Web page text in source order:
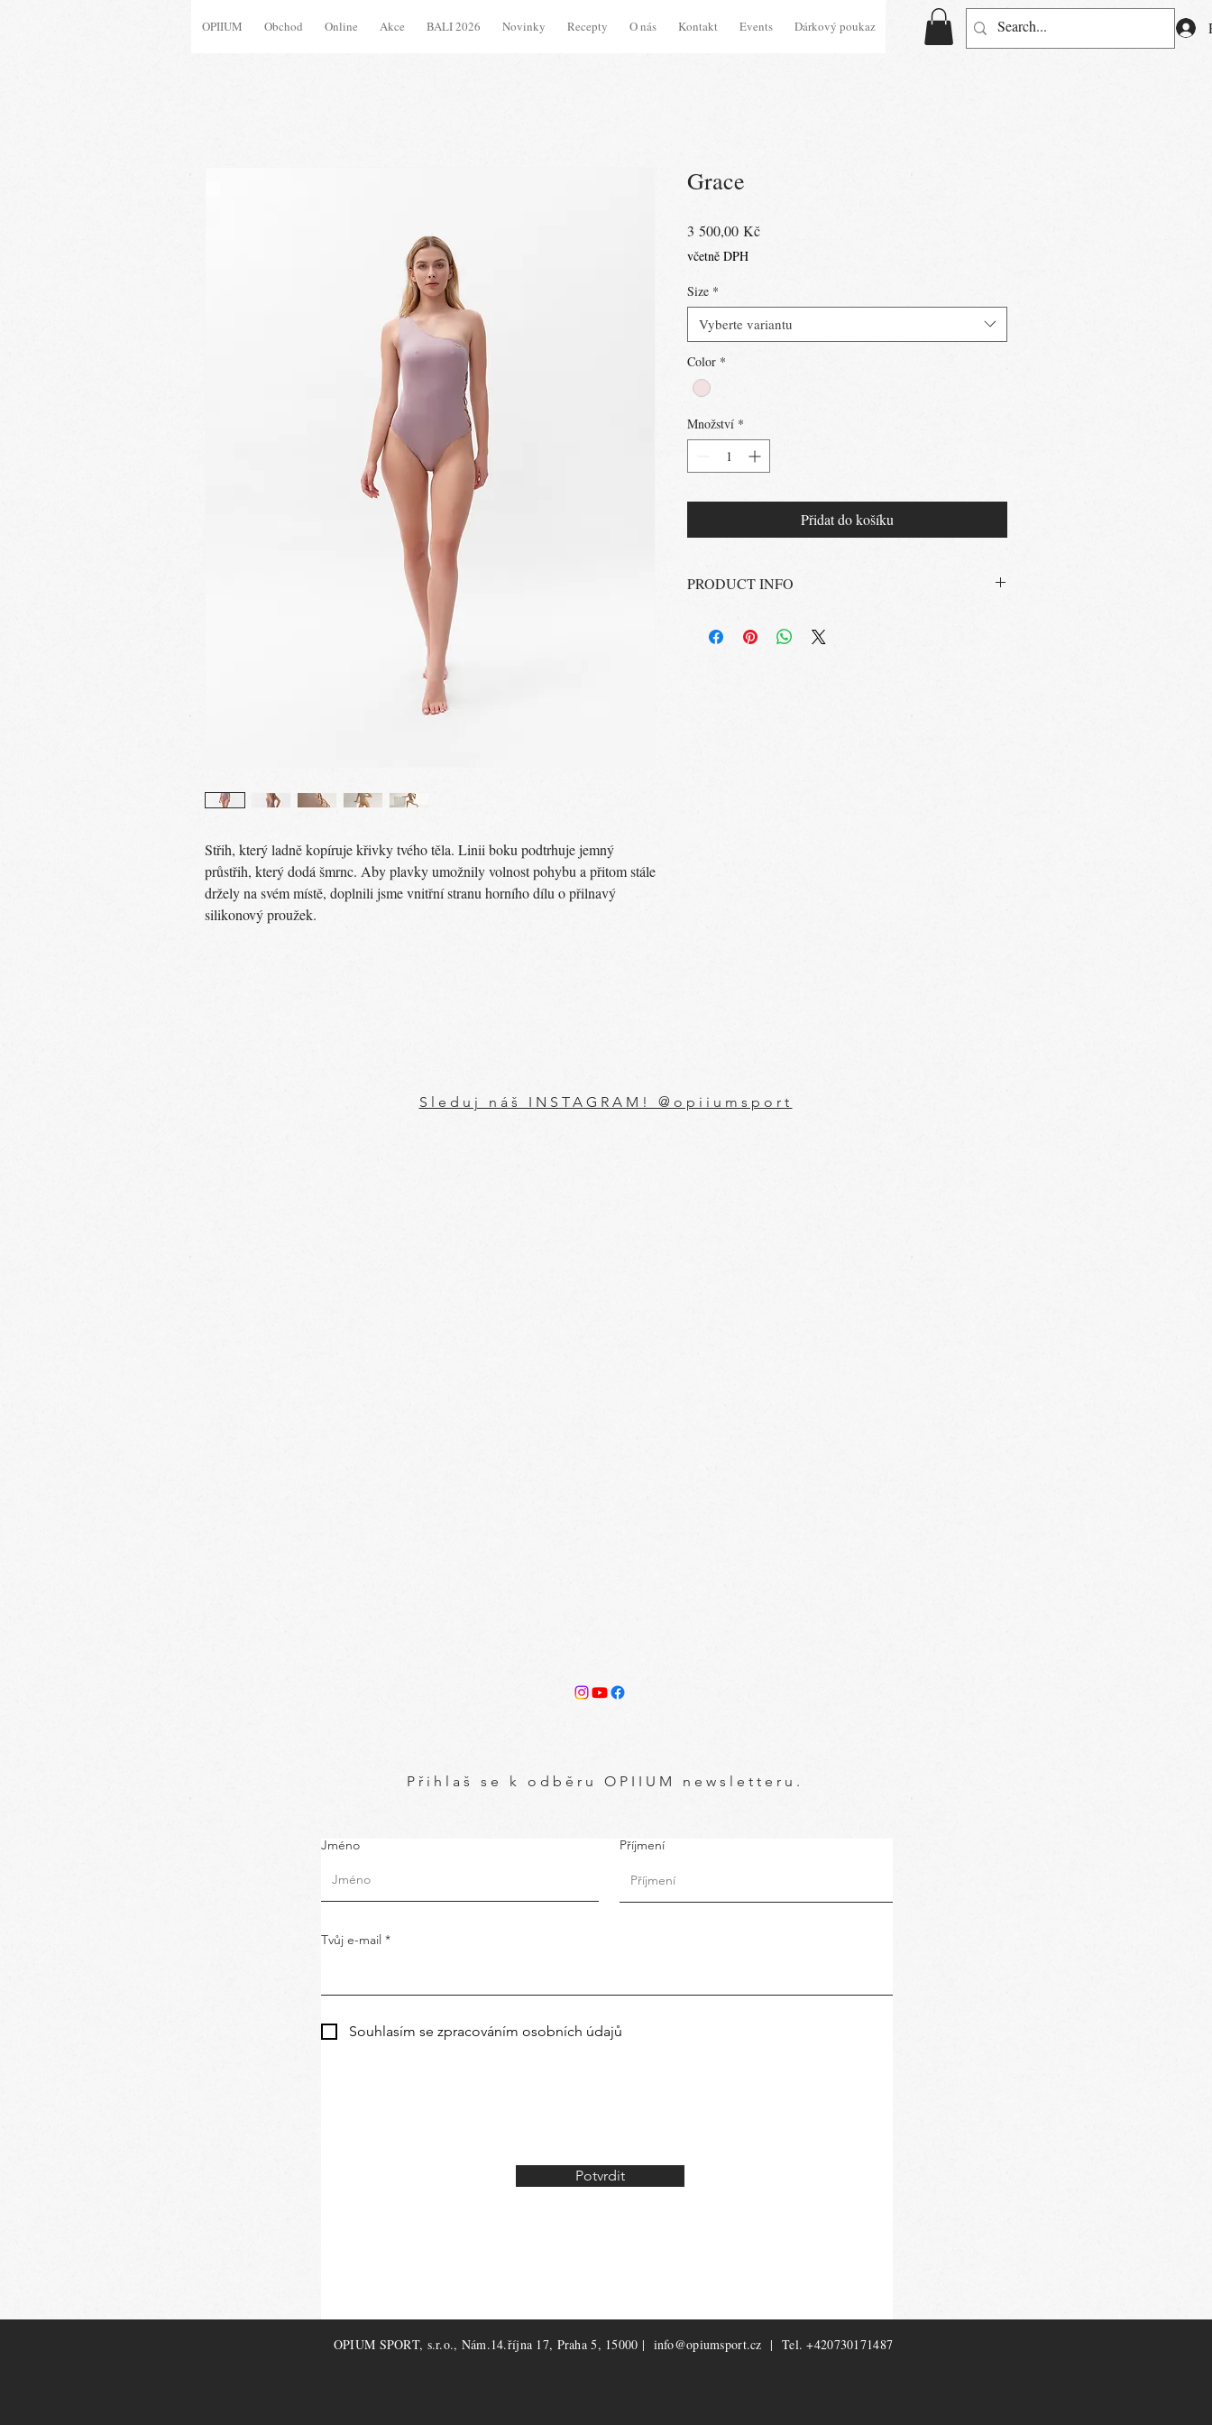
OPIIUM Obchod Online Akce BALI 2026 Novinky Recepty O nás Kontakt Events Dárkový poukaz
Střih, který ladně kopíruje křivky tvého těla. Linii boku podtrhuje jemný
průstřih, který dodá šmrnc. Aby plavky umožnily volnost pohybu a přitom stále
držely na svém místě, doplnili jsme vnitřní stranu horního dílu o přilnavý
silikonový proužek.
Grace
3 500,00 KčCena
včetně DPH
Size *
Vyberte variantu
Color *
Množství *
Přidat do košíku
PRODUCT INFO
Barva: narůžovělá s jemným třpytem
Sleduj náš INSTAGRAM! @opiiumsport
Přihlaš se k odběru OPIIUM newsletteru.
Jméno Příjmení
Tvůj e-mail
Souhlasím se zpracováním osobních údajů
Potvrdit
OPIUM SPORT, s.r.o., Nám.14.října 17, Praha 5, 15000 | info@opiumsport.cz | Tel. +420730171487